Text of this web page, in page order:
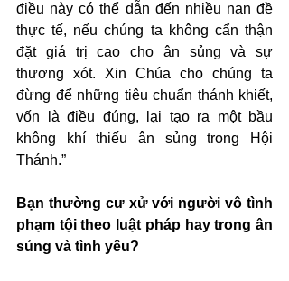
điều này có thể dẫn đến nhiều nan đề
thực tế, nếu chúng ta không cẩn thận
đặt giá trị cao cho ân sủng và sự
thương xót. Xin Chúa cho chúng ta
đừng để những tiêu chuẩn thánh khiết,
vốn là điều đúng, lại tạo ra một bầu
không khí thiếu ân sủng trong Hội
Thánh.”
Bạn thường cư xử với người vô tình
phạm tội theo luật pháp hay trong ân
sủng và tình yêu?